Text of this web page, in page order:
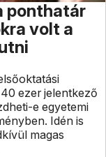
ponthatár
volt a
ezer jelentkező
e egyetemi
Idén is
magas